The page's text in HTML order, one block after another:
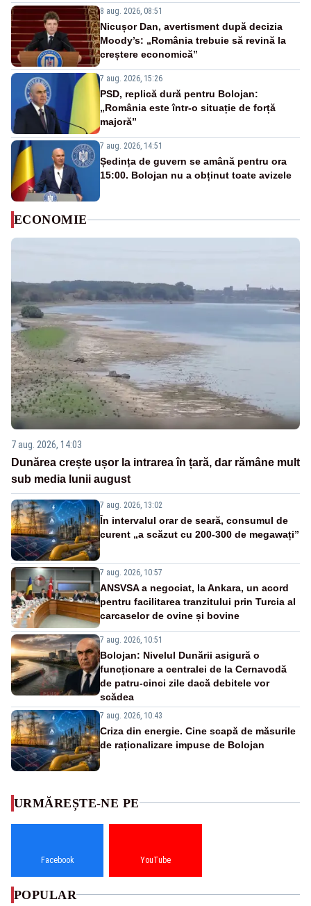
8 aug. 2026, 08:51
Nicușor Dan, avertisment după decizia
Moody’s: „România trebuie să revină la
creștere economică”
7 aug. 2026, 15:26
PSD, replică dură pentru Bolojan:
„România este într-o situație de forță
majoră”
7 aug. 2026, 14:51
Ședința de guvern se amână pentru ora
15:00. Bolojan nu a obținut toate avizele
ECONOMIE
7 aug. 2026, 14:03
Dunărea crește ușor la intrarea în țară, dar rămâne mult
sub media lunii august
7 aug. 2026, 13:02
În intervalul orar de seară, consumul de
curent „a scăzut cu 200-300 de megawați”
7 aug. 2026, 10:57
ANSVSA a negociat, la Ankara, un acord
pentru facilitarea tranzitului prin Turcia al
carcaselor de ovine și bovine
7 aug. 2026, 10:51
Bolojan: Nivelul Dunării asigură o
funcționare a centralei de la Cernavodă
de patru-cinci zile dacă debitele vor
scădea
7 aug. 2026, 10:43
Criza din energie. Cine scapă de măsurile
de raționalizare impuse de Bolojan
URMĂREȘTE-NE PE
Facebook YouTube
POPULAR